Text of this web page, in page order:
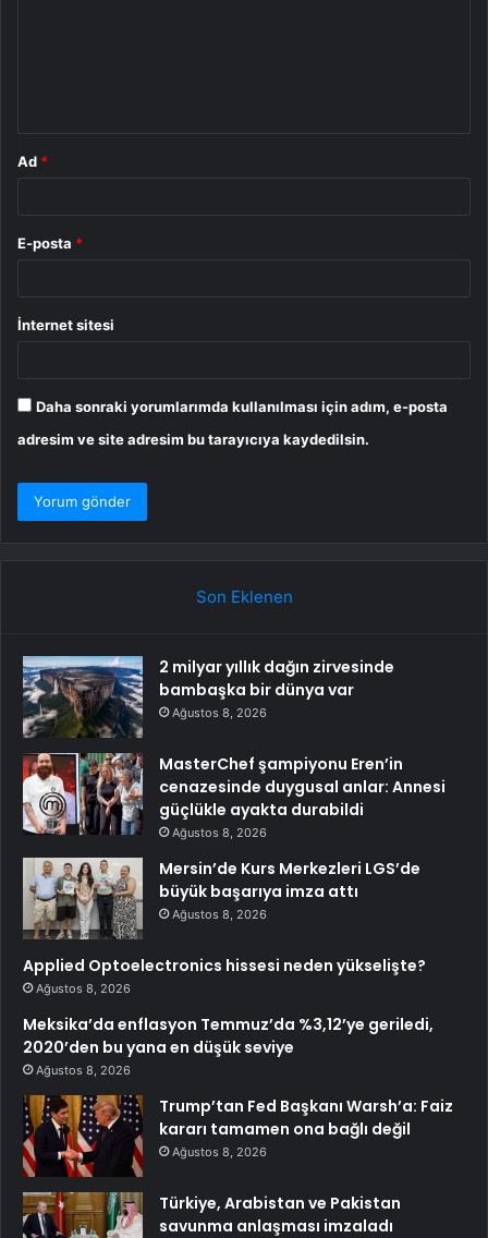
Ad *
E-posta *
İnternet sitesi
Daha sonraki yorumlarımda kullanılması için adım, e-posta
adresim ve site adresim bu tarayıcıya kaydedilsin.
Son Eklenen
2 milyar yıllık dağın zirvesinde
bambaşka bir dünya var
Ağustos 8, 2026
MasterChef şampiyonu Eren’in
cenazesinde duygusal anlar: Annesi
güçlükle ayakta durabildi
Ağustos 8, 2026
Mersin’de Kurs Merkezleri LGS’de
büyük başarıya imza attı
Ağustos 8, 2026
Applied Optoelectronics hissesi neden yükselişte?
Ağustos 8, 2026
Meksika’da enflasyon Temmuz’da %3,12’ye geriledi,
2020’den bu yana en düşük seviye
Ağustos 8, 2026
Trump’tan Fed Başkanı Warsh’a: Faiz
kararı tamamen ona bağlı değil
Ağustos 8, 2026
Türkiye, Arabistan ve Pakistan
savunma anlaşması imzaladı